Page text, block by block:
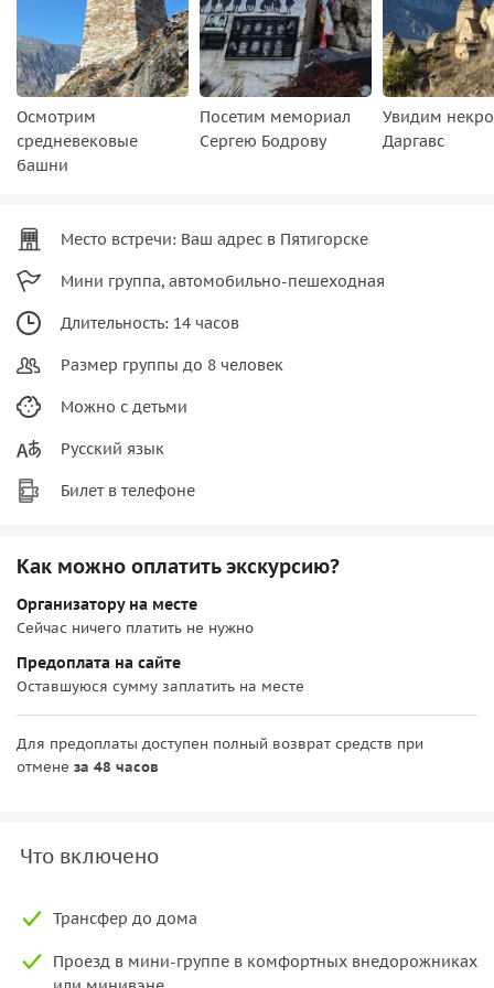
Осмотрим
средневековые
башни
Посетим мемориал
Сергею Бодрову
Увидим
Даргавс
Место встречи: Ваш адрес в Пятигорске
Мини группа, автомобильно-пешеходная
Длительность: 14 часов
Размер группы до 8 человек
Можно с детьми
Русский язык
Билет в телефоне
Как можно оплатить экскурсию?
Организатору на месте
Сейчас ничего платить не нужно
Предоплата на сайте
Оставшуюся сумму заплатить на месте
Для предоплаты доступен полный возврат средств при
отмене за 48 часов
Что включено
Трансфер до дома
Проезд в мини-группе в комфортных внедорожниках